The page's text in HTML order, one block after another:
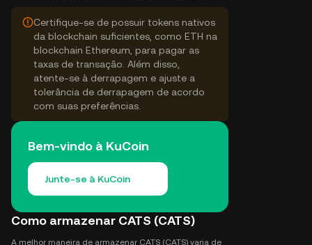
Certifique-se de possuir tokens nativos
da blockchain suficientes, como ETH na
blockchain Ethereum, para pagar as
taxas de transação. Além disso,
atente-se à derrapagem e ajuste a
tolerância de derrapagem de acordo
com suas preferências.
Bem-vindo à KuCoin
Junte-se à KuCoin
Como armazenar CATS (CATS)
A melhor maneira de armazenar CATS (CATS) varia de